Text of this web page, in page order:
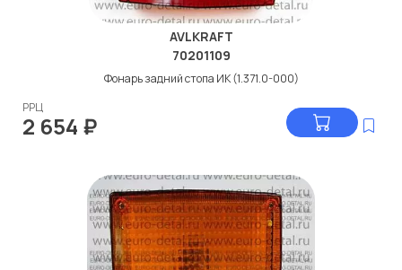
AVLKRAFT
70201109
Фонарь задний стопа ИК (1.371.0-000)
РРЦ
2 654 ₽